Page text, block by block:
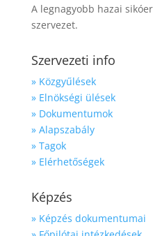
A legnagyobb hazai
szervezet.
Szervezeti info
» Közgyűlések
» Elnökségi ülések
» Dokumentumok
» Alapszabály
» Tagok
» Elérhetőségek
Képzés
» Képzés dokumentumai